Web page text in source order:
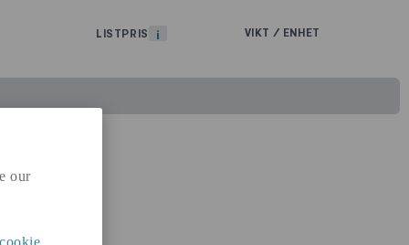
our
cookie
LISTPRIS i VIKT / ENHET